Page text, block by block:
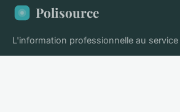
Polisource
L'information professionnelle au